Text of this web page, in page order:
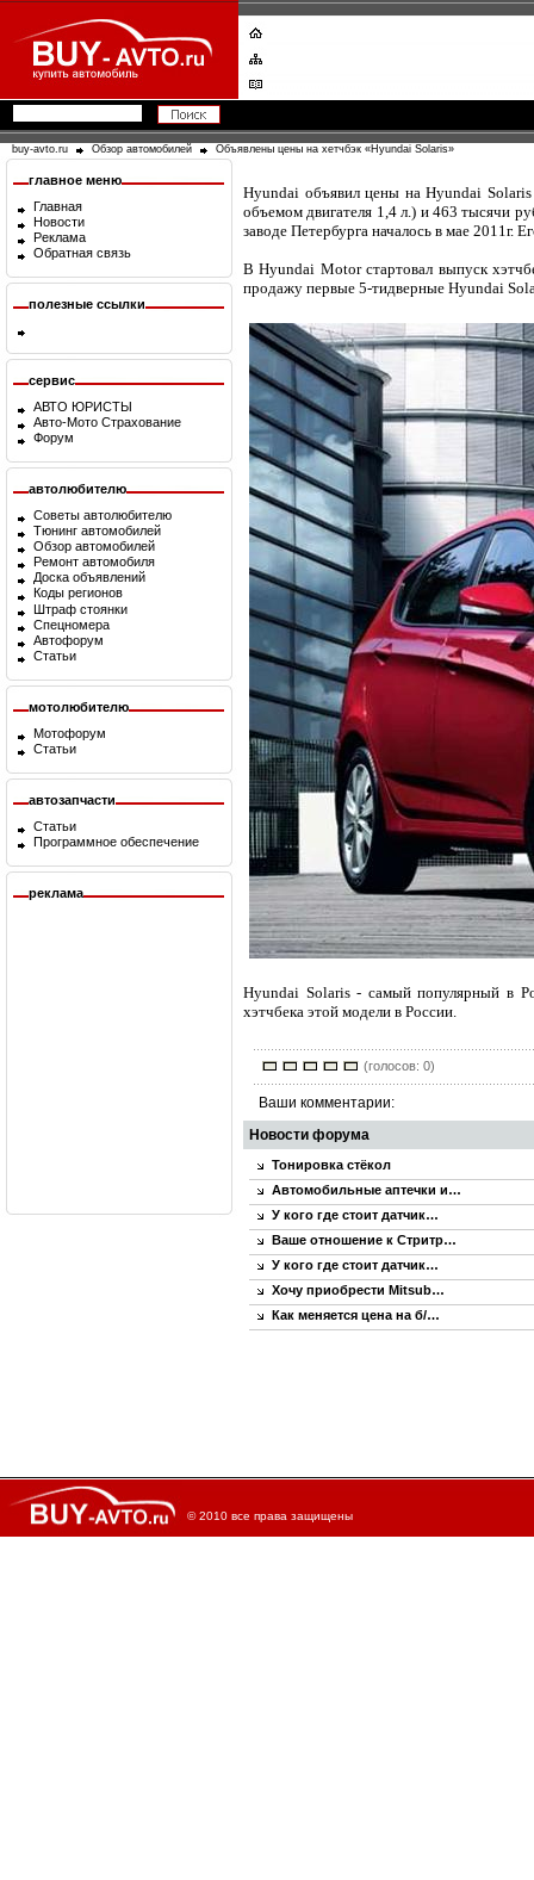
buy-avto.ru Обзор автомобилей Объявлены цены на хетчбэк «Hyundai Solaris»
главное меню
Главная
Новости
Реклама
Обратная связь
полезные ссылки
сервис
АВТО ЮРИСТЫ
Авто-Мото Страхование
Форум
автолюбителю
Советы автолюбителю
Тюнинг автомобилей
Обзор автомобилей
Ремонт автомобиля
Доска объявлений
Коды регионов
Штраф стоянки
Спецномера
Автофорум
Статьи
мотолюбителю
Мотофорум
Статьи
автозапчасти
Статьи
Программное обеспечение
реклама
Hyundai объявил цены на Hyundai Solaris
объемом двигателя 1,4 л.) и 463 тысячи
заводе Петербурга началось в мае 2011г.
В Hyundai Motor стартовал выпуск
продажу первые 5-тидверные Hyundai
Hyundai Solaris - самый популярный в
хэтчбека этой модели в России.
(голосов: 0)
Ваши комментарии:
Новости форума
Тонировка стёкол
Автомобильные аптечки и…
У кого где стоит датчик…
Ваше отношение к Стритр…
У кого где стоит датчик…
Хочу приобрести Mitsub…
Как меняется цена на б/…
© 2010 все права защищены